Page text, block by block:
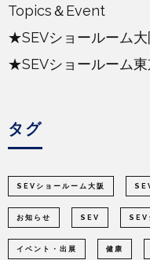
Topics＆Event
★SEVショールーム
★SEVショールーム
タグ
SEVショールーム大阪
お知らせ SEV SEV
イベント・出展 健康